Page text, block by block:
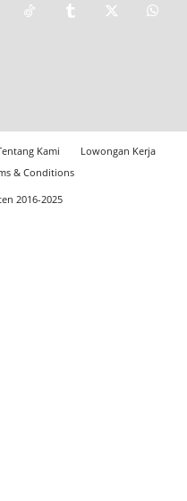
Kami
Lowongan Kerja
& Conditions
2016-2025